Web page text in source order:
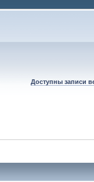
Доступны записи